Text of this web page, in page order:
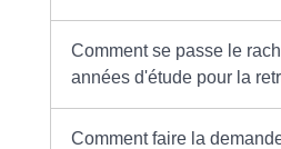
Comment se passe le
années d'étude pour la
Comment faire la